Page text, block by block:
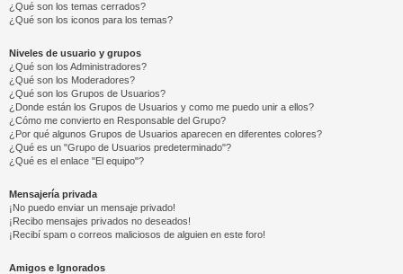
¿Qué son los temas cerrados?
¿Qué son los iconos para los temas?
Niveles de usuario y grupos
¿Qué son los Administradores?
¿Qué son los Moderadores?
¿Qué son los Grupos de Usuarios?
¿Donde están los Grupos de Usuarios y como me puedo unir a ellos?
¿Cómo me convierto en Responsable del Grupo?
¿Por qué algunos Grupos de Usuarios aparecen en diferentes colores?
¿Qué es un "Grupo de Usuarios predeterminado"?
¿Qué es el enlace "El equipo"?
Mensajería privada
¡No puedo enviar un mensaje privado!
¡Recibo mensajes privados no deseados!
¡Recibí spam o correos maliciosos de alguien en este foro!
Amigos e Ignorados